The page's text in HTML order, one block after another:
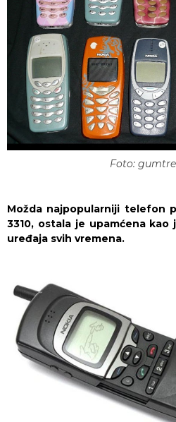
Foto:
Možda najpopularniji telefon
3310, ostala je upamćena
uređaja svih vremena.